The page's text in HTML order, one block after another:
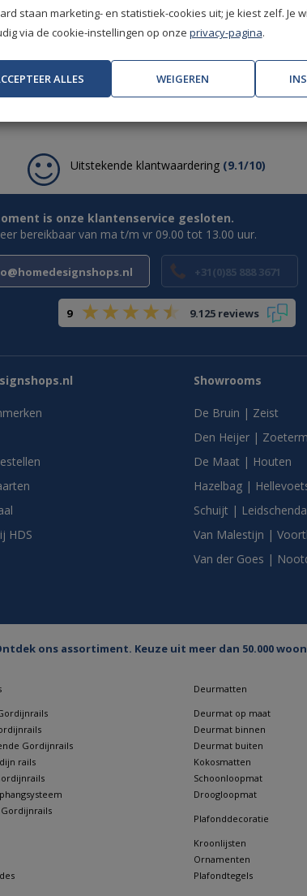
brandbaar)
Uitstekende klantwaardering (9.1/10)
is onze klantenservice gesloten.
bereikbaar van ma t/m vr 09.00 tot 13.00 uur.
+31(0)85 888 3671
9 9.125 reviews
HDS
Showrooms
De Bruin | Zeist
Den Heijer |
De Maat | Houten
Hazelbag |
Schuijt |
Van Malestijn |
Van der Goes |
ons assortiment. Keuze uit meer dan 50.000
Gordijnrails
rails
Deurmatten
Deurmat op maat
Deurmat binnen
Deurmat buiten
Kokosmatten
Schoonloopmat
Droogloopmat
Plafonddecoratie
Kroonlijsten
Ornamenten
Plafondtegels
staan marketing- en statistiek-cookies uit; je kiest zelf. Je
via de cookie-instellingen op onze privacy-pagina.
ALLES WEIGEREN